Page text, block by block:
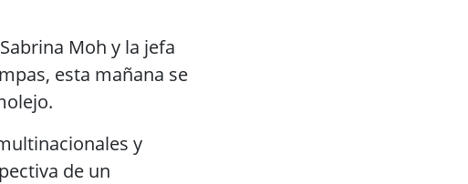
Moh y la jefa
esta mañana se
y
de un